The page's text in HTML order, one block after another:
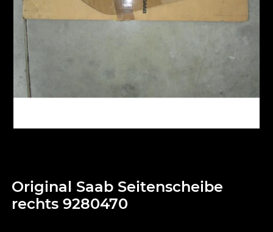
Original Saab Seitenscheibe
rechts 9280470